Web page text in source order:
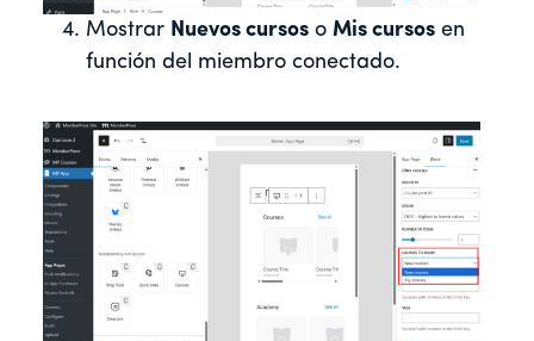
Mostrar Nuevos cursos o Mis cursos en
función del miembro conectado.